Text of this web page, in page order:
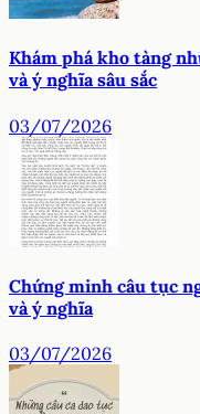
Khám phá kho tàng
và ý nghĩa sâu sắc
03/07/2026
Chứng minh câu tục
và ý nghĩa
03/07/2026